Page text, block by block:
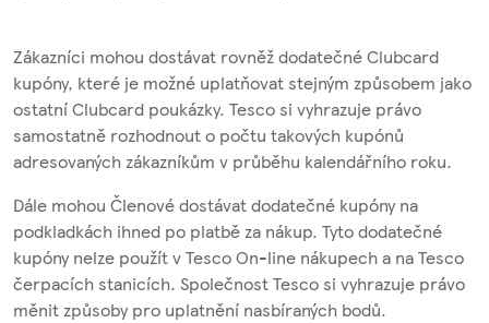
Zákazníci mohou dostávat rovněž dodatečné Clubcard
kupóny, které je možné uplatňovat stejným způsobem jako
ostatní Clubcard poukázky. Tesco si vyhrazuje právo
samostatně rozhodnout o počtu takových kupónů
adresovaných zákazníkům v průběhu kalendářního roku.
Dále mohou Členové dostávat dodatečné kupóny na
podkladkách ihned po platbě za nákup. Tyto dodatečné
kupóny nelze použít v Tesco On-line nákupech a na Tesco
čerpacích stanicích. Společnost Tesco si vyhrazuje právo
měnit způsoby pro uplatnění nasbíraných bodů.